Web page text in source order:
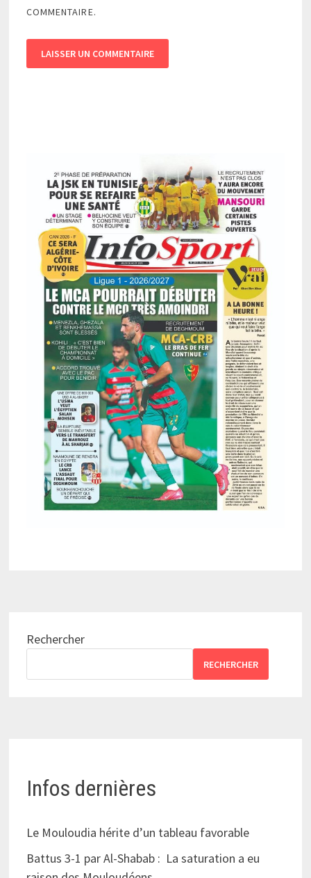
COMMENTAIRE.
Rechercher
RECHERCHER
Infos dernières
Le Mouloudia hérite d’un tableau favorable
Battus 3-1 par Al-Shabab : La saturation a eu